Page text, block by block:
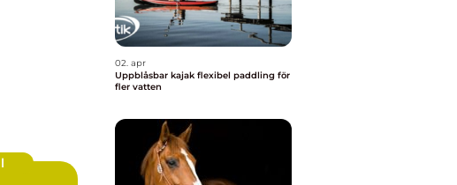
02. apr
Uppblåsbar kajak flexibel paddling för
fler vatten